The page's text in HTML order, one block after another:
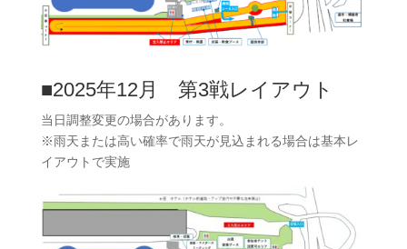
■2025年12月 第3戦レイアウト
当日調整変更の場合があります。
※雨天または高い確率で雨天が見込まれる場合は基本レ
イアウトで実施